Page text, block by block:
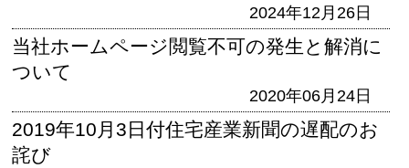
2024年12月26日
当社ホームページ閲覧不可の発生と解消に
ついて
2020年06月24日
2019年10月3日付住宅産業新聞の遅配のお
詫び